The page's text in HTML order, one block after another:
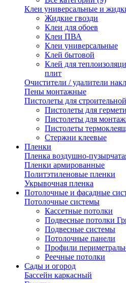
Клеи универсальные и
Жидкие гвозди
Клеи для обоев
Клеи ПВА
Клеи универсальные
Клей бытовой
Клей для
плит
Очистители / удалители
Пены монтажные
Пистолеты для
Пистолеты для
Пистолеты для
Пистолеты
Стержни клеевые
Пленки
Пленка воздушно-
Пленки армированные
Политэтиленовые пленки
Укрывочная пленка
Потолочные и фасадные
Потолочные системы
Кассетные потолки
Подвесные потолки
Подвесные системы
Потолочные панели
Профили
Реечные потолки
Сады и огород
Бассейн каркасный